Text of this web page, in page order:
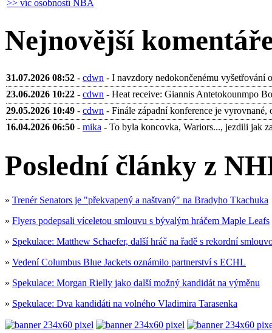
>> víc osobností NBA
Nejnovější
31.07.2026 08:52 - cdwn - I navzdory nedokončenému vyšetřování
23.06.2026 10:22 - cdwn - Heat receive: Giannis Antetokounmpo
29.05.2026 10:49 - cdwn - Finále západní konference je vyrovnané,
16.04.2026 06:50 - mika - To byla koncovka, Wariors..., jezdili jak
Poslední články z
» Trenér Senators je "překvapený a naštvaný" na Bradyho Tkachuka
» Flyers podepsali víceletou smlouvu s bývalým hráčem Maple Leafs
» Spekulace: Matthew Schaefer, další hráč na řadě s rekordní
» Vedení Columbus Blue Jackets oznámilo partnerství s ECHL
» Spekulace: Morgan Rielly jako další možný kandidát na výměnu
» Spekulace: Dva kandidáti na volného Vladimira Tarasenka